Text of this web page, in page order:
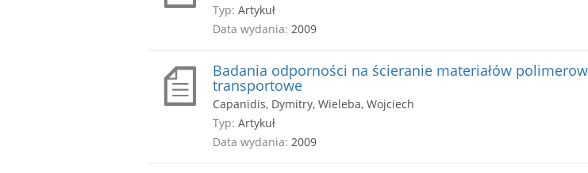
Typ: Artykuł
Data wydania: 2009
Badania odporności na ścieranie materiałów
transportowe
Capanidis, Dymitry, Wieleba, Wojciech
Typ: Artykuł
Data wydania: 2009